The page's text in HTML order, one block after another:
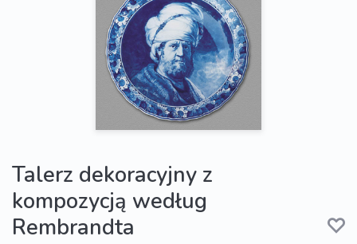
Talerz dekoracyjny z
kompozycją według
Rembrandta